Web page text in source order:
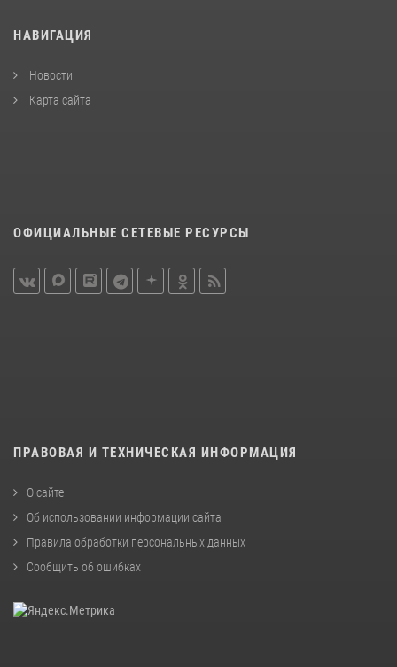
НАВИГАЦИЯ
Новости
Карта сайта
ОФИЦИАЛЬНЫЕ СЕТЕВЫЕ РЕСУРСЫ
ПРАВОВАЯ И ТЕХНИЧЕСКАЯ ИНФОРМАЦИЯ
О сайте
Об использовании информации сайта
Правила обработки персональных данных
Сообщить об ошибках